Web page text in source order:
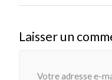
Laisser un
Votre adresse e-